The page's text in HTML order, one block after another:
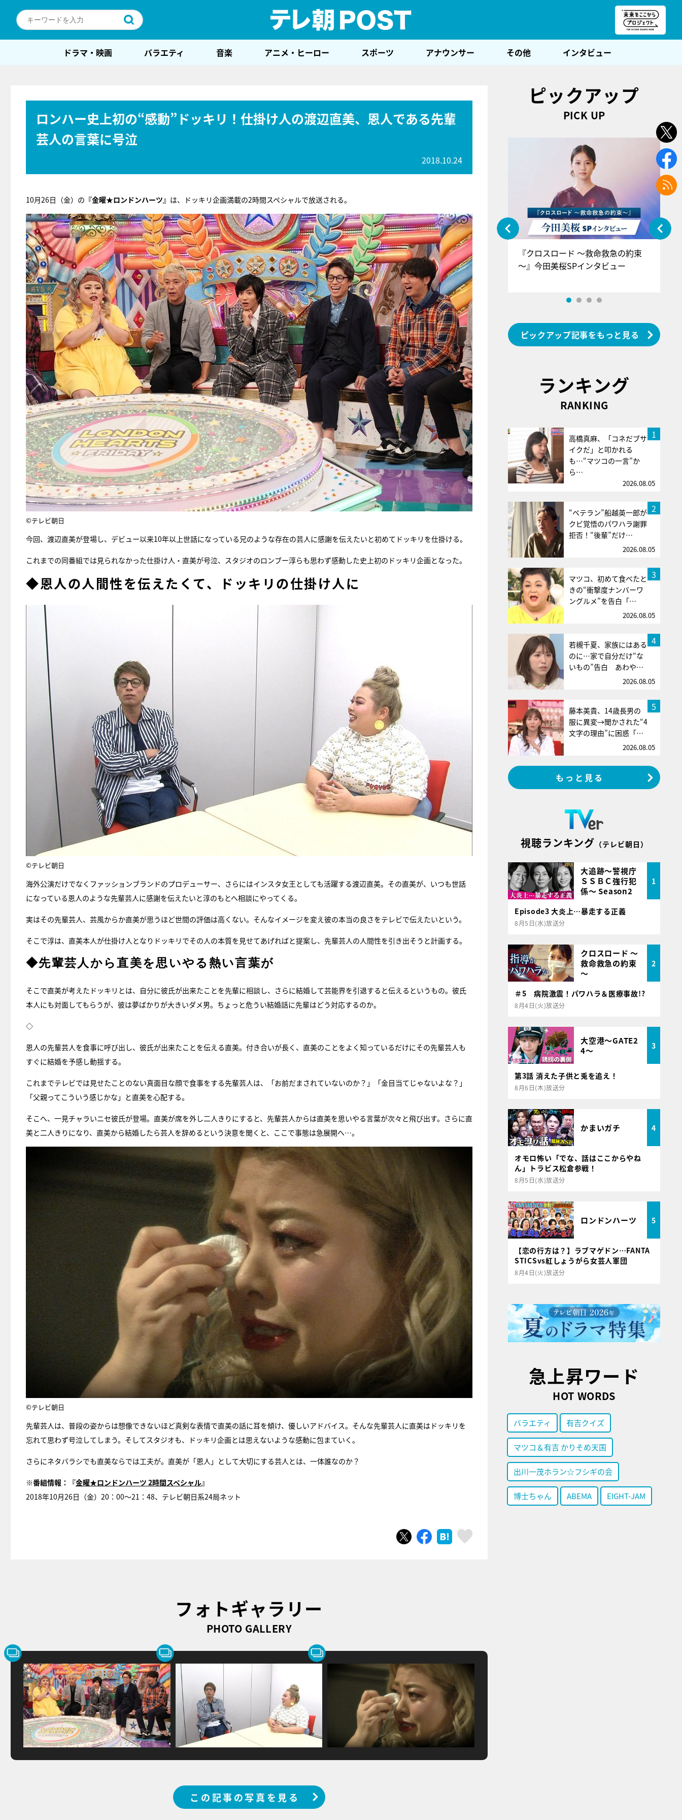
ドラマ・映画 バラエティ 音楽 アニメ・ヒーロー スポーツ アナウンサー その他 インタビュー
ロンハー史上初の“感動”ドッキリ！仕掛け人の渡辺直美、恩人である先輩
芸人の言葉に号泣
2018.10.24
10月26日（金）の 『金曜★ロンドンハーツ』 は、ドッキリ企画満載の2時間スペシャルで放送される。
©テレビ朝日
今回、渡辺直美が登場し、デビュー以来10年以上世話になっている兄のような存在の芸人に感謝を伝えたいと初めてドッキリを仕掛ける。
これまでの同番組では見られなかった仕掛け人・直美が号泣、スタジオのロンブー淳らも思わず感動した史上初のドッキリ企画となった。
◆恩人の人間性を伝えたくて、ドッキリの仕掛け人に
©テレビ朝日
海外公演だけでなくファッションブランドのプロデューサー、さらにはインスタ女王としても活躍する渡辺直美。その直美が、いつも世話
になっている恩人のような先輩芸人に感謝を伝えたいと淳のもとへ相談にやってくる。
実はその先輩芸人、芸風からか直美が思うほど世間の評価は高くない。そんなイメージを変え彼の本当の良さをテレビで伝えたいという。
そこで淳は、直美本人が仕掛け人となりドッキリでその人の本質を見せてあげればと提案し、先輩芸人の人間性を引き出そうと計画する。
◆先輩芸人から直美を思いやる熱い言葉が
そこで直美が考えたドッキリとは、自分に彼氏が出来たことを先輩に相談し、さらに結婚して芸能界を引退すると伝えるというもの。彼氏
本人にも対面してもらうが、彼は夢ばかりが大きいダメ男。ちょっと危うい結婚話に先輩はどう対応するのか。
◇
恩人の先輩芸人を食事に呼び出し、彼氏が出来たことを伝える直美。付き合いが長く、直美のことをよく知っているだけにその先輩芸人も
すぐに結婚を予感し動揺する。
これまでテレビでは見せたことのない真面目な顔で食事をする先輩芸人は、「お前だまされていないのか？」「金目当てじゃないよな？」
「父親ってこういう感じかな」と直美を心配する。
そこへ、一見チャラいニセ彼氏が登場。直美が席を外し二人きりにすると、先輩芸人からは直美を思いやる言葉が次々と飛び出す。さらに直
美と二人きりになり、直美から結婚したら芸人を辞めるという決意を聞くと、ここで事態は急展開へ…。
©テレビ朝日
先輩芸人は、普段の姿からは想像できないほど真剣な表情で直美の話に耳を傾け、優しいアドバイス。そんな先輩芸人に直美はドッキリを
忘れて思わず号泣してしまう。そしてスタジオも、ドッキリ企画とは思えないような感動に包まていく。
さらにネタバラシでも直美ならでは工夫が。直美が「恩人」として大切にする芸人とは、一体誰なのか？
※番組情報：『金曜★ロンドンハーツ 2時間スペシャル』
2018年10月26日（金）20：00～21：48、テレビ朝日系24局ネット
ツイートシェア はてブ
フォトギャラリー
PHOTO GALLERY
この記事の写真を見る
ピックアップ
PICK UP
『アイ＝ラブ！げーみんぐ』＝LOV
E齋藤樹愛羅＆佐々木舞香SPインタ
ビュー
『クロスロード ～救命救急の約束
～』今田美桜SPインタビュー
ピックアップ記事をもっと見る
ランキング
RANKING
1
高橋真麻、「コネだブサ
イクだ」と叩かれる
も…“マツコの一言”か
ら…
2026.08.05
2
“ベテラン”船越英一郎が
クビ覚悟のパワハラ謝罪
拒否！“後輩”だけ…
2026.08.05
3
マツコ、初めて食べたと
きの“衝撃度ナンバーワ
ングルメ”を告白「…
2026.08.05
4
若槻千夏、家族にはある
のに…家で自分だけ“な
いもの”告白 あわや…
2026.08.05
5
藤本美貴、14歳長男の
服に異変→聞かされた“4
文字の理由”に困惑「…
2026.08.05
もっと見る
視聴ランキング （テレビ朝日）
大追跡～警視庁
ＳＳＢＣ強行犯
係～ Season2
1
Episode3 大炎上…暴走する正義
8月5日(水)放送分
クロスロード ～
救命救急の約束
～
2
＃5 病院激震！パワハラ＆医療事故!?
8月4日(火)放送分
大空港～GATE2
4～
3
第3話 消えた子供と兎を追え！
8月6日(木)放送分
かまいガチ 4
オモロ怖い「でな、話はここからやね
ん」トラビス松倉参戦！
8月5日(水)放送分
ロンドンハーツ 5
【恋の行方は？】ラブマゲドン…FANTA
STICSvs紅しょうがら女芸人軍団
8月4日(火)放送分
急上昇ワード
HOT WORDS
バラエティ 有吉クイズ
マツコ＆有吉 かりそめ天国
出川一茂ホラン☆フシギの会
博士ちゃん ABEMA EIGHT-JAM